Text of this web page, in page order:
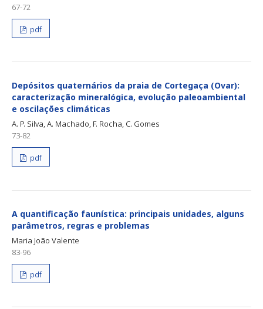
67-72
pdf
Depósitos quaternários da praia de Cortegaça (Ovar):
caracterização mineralógica, evolução paleoambiental
e oscilações climáticas
A. P. Silva, A. Machado, F. Rocha, C. Gomes
73-82
pdf
A quantificação faunística: principais unidades, alguns
parâmetros, regras e problemas
Maria João Valente
83-96
pdf